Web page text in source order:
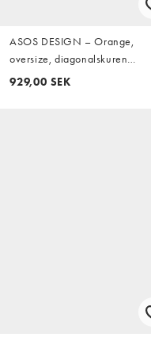
ASOS DESIGN – Orange,
oversize, diagonalskuren
maxiklänning i satin med smala
929,00 SEK